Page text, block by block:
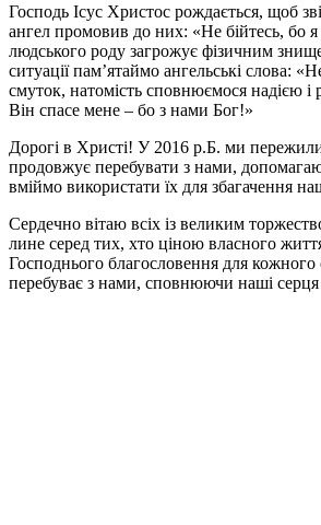
Господь Ісус Христос рождається, щоб
ангел промовив до них: «Не бійтесь, бо
людського роду загрожує фізичним
ситуації пам’ятаймо ангельські слова:
смуток, натомість сповнюємося надією і
Він спасе мене – бо з нами Бог!»
Дорогі в Христі! У 2016 р.Б. ми
продовжує перебувати з нами,
вміймо використати їх для збагачення
Сердечно вітаю всіх із великим
лине серед тих, хто ціною власного
Господнього благословення для кожного
перебуває з нами, сповнюючи наші серця